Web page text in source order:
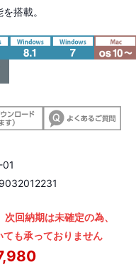
搭載。
回納期は未確定の為、
も承っておりません